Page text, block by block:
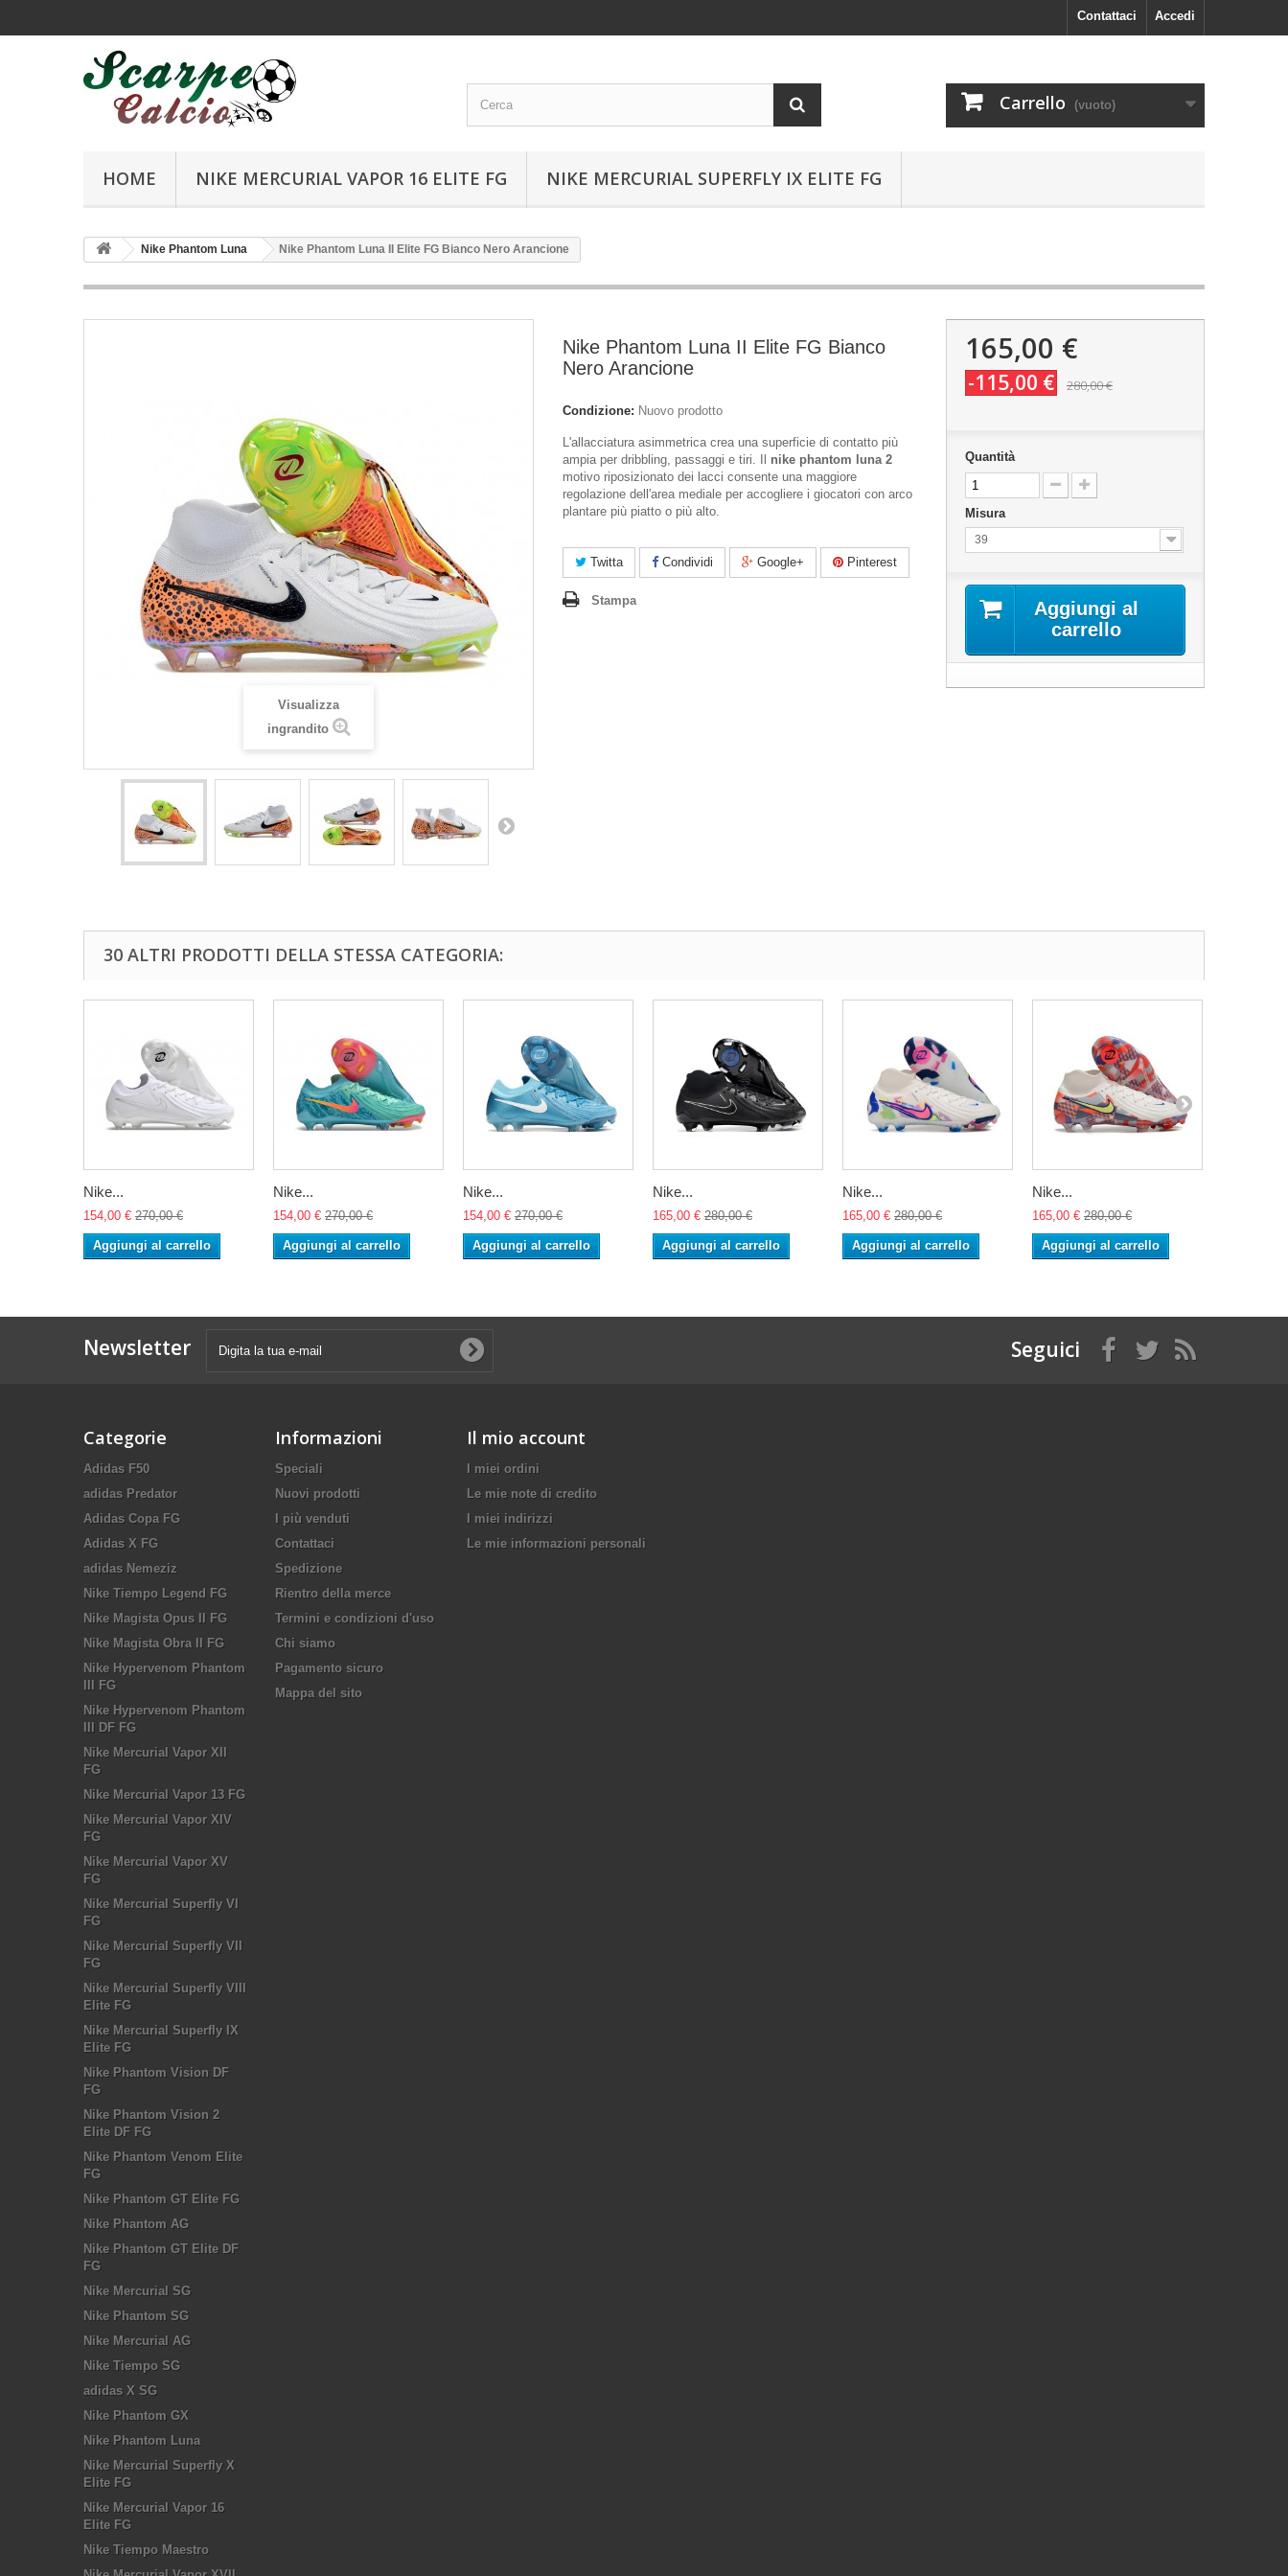
Accedi
Contattaci
Carrello (vuoto)
HOME NIKE MERCURIAL VAPOR 16 ELITE FG NIKE MERCURIAL SUPERFLY IX ELITE FG
Nike Phantom Luna Nike Phantom Luna II Elite FG Bianco Nero Arancione
Visualizza
ingrandito
Nike Phantom Luna II Elite FG Bianco
Nero Arancione
Condizione: Nuovo prodotto
L'allacciatura asimmetrica crea una superficie di contatto più
ampia per dribbling, passaggi e tiri. Il nike phantom luna 2
motivo riposizionato dei lacci consente una maggiore
regolazione dell'area mediale per accogliere i giocatori con arco
plantare più piatto o più alto.
Twitta Condividi Google+ Pinterest
Stampa
165,00 €
-115,00 € 280,00 €
Quantità
Misura
39
Aggiungi al
carrello
30 ALTRI PRODOTTI DELLA STESSA CATEGORIA:
Nike...
154,00 € 270,00 €
Aggiungi al carrello
Nike...
154,00 € 270,00 €
Aggiungi al carrello
Nike...
154,00 € 270,00 €
Aggiungi al carrello
Nike...
165,00 € 280,00 €
Aggiungi al carrello
Nike...
165,00 € 280,00 €
Aggiungi al carrello
Nike...
165,00 € 280,00 €
Aggiungi al carrello
Newsletter Seguici
Categorie
Adidas F50
adidas Predator
Adidas Copa FG
Adidas X FG
adidas Nemeziz
Nike Tiempo Legend FG
Nike Magista Opus II FG
Nike Magista Obra II FG
Nike Hypervenom Phantom
III FG
Nike Hypervenom Phantom
III DF FG
Nike Mercurial Vapor XII
FG
Nike Mercurial Vapor 13 FG
Nike Mercurial Vapor XIV
FG
Nike Mercurial Vapor XV
FG
Nike Mercurial Superfly VI
FG
Nike Mercurial Superfly VII
FG
Nike Mercurial Superfly VIII
Elite FG
Nike Mercurial Superfly IX
Elite FG
Nike Phantom Vision DF
FG
Nike Phantom Vision 2
Elite DF FG
Nike Phantom Venom Elite
FG
Nike Phantom GT Elite FG
Nike Phantom AG
Nike Phantom GT Elite DF
FG
Nike Mercurial SG
Nike Phantom SG
Nike Mercurial AG
Nike Tiempo SG
adidas X SG
Nike Phantom GX
Nike Phantom Luna
Nike Mercurial Superfly X
Elite FG
Nike Mercurial Vapor 16
Elite FG
Nike Tiempo Maestro
Informazioni
Speciali
Nuovi prodotti
I più venduti
Contattaci
Spedizione
Rientro della merce
Termini e condizioni d'uso
Chi siamo
Pagamento sicuro
Mappa del sito
Il mio account
I miei ordini
Le mie note di credito
I miei indirizzi
Le mie informazioni personali